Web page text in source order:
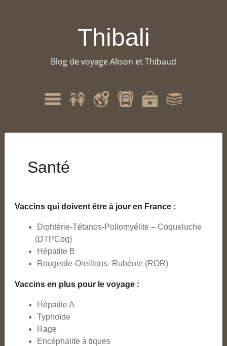
Thibali
Blog de voyage Alison et Thibaud
Menu
Qui
sommes-
?
ItinéraireMatérielSanté Bibliographie
Santé
Vaccins qui doivent être à jour en France :
Diphtérie-Tétanos-Poliomyélite – Coqueluche
(DTPCoq)
Hépatite B
Rougeole-Oreillons- Rubéole (ROR)
Vaccins en plus pour le voyage :
Hépatite A
Typhoïde
Rage
Encéphalite à tiques